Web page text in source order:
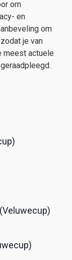
om
en
om
je van
meest actuele
(Veluwecup)